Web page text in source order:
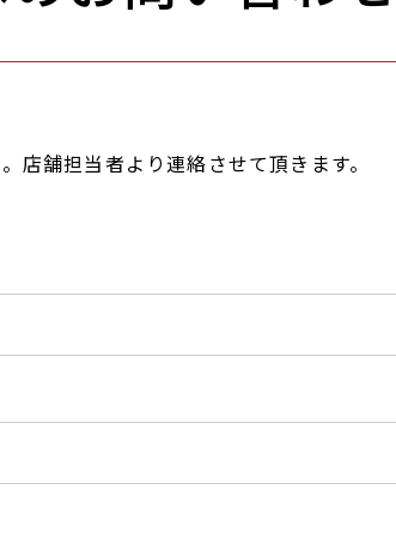
舗担当者より連絡させて頂きます。